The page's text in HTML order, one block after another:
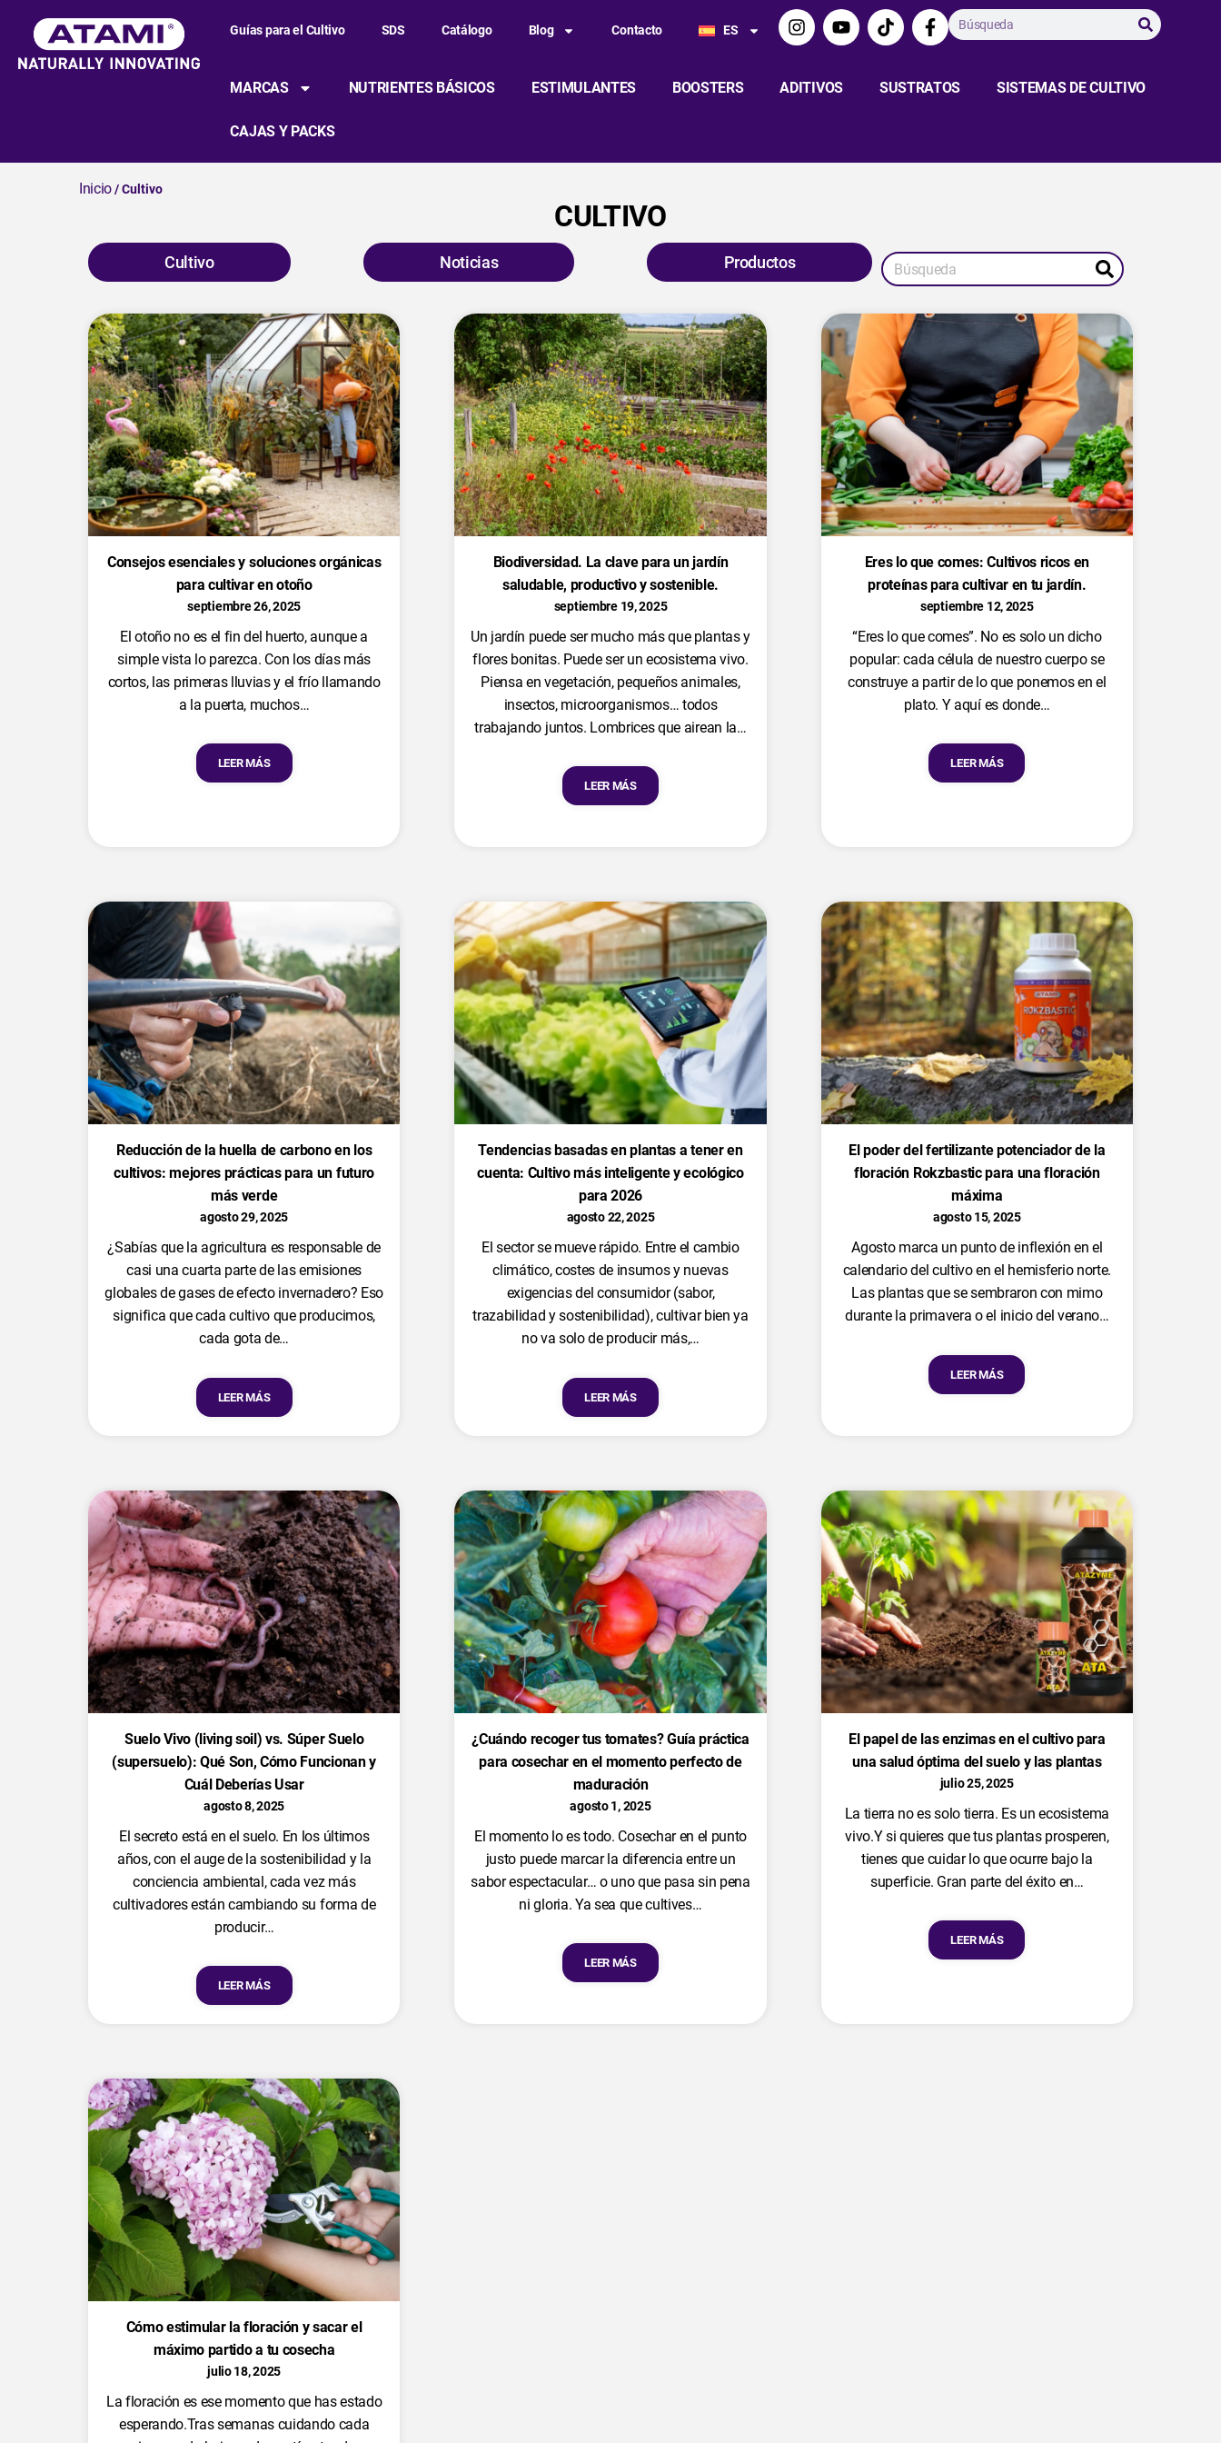
Guías para el Cultivo SDS Catálogo Blog Contacto ES
MARCAS NUTRIENTES BÁSICOS ESTIMULANTES BOOSTERS ADITIVOS SUSTRATOS SISTEMAS DE CULTIVO
CAJAS Y PACKS
Inicio/ Cultivo
CULTIVO
Cultivo Noticias Productos
Consejos esenciales y soluciones orgánicas
para cultivar en otoño
septiembre 26, 2025
El otoño no es el fin del huerto, aunque a
simple vista lo parezca. Con los días más
cortos, las primeras lluvias y el frío llamando
a la puerta, muchos…
LEER MÁS
Biodiversidad. La clave para un jardín
saludable, productivo y sostenible.
septiembre 19, 2025
Un jardín puede ser mucho más que plantas y
flores bonitas. Puede ser un ecosistema vivo.
Piensa en vegetación, pequeños animales,
insectos, microorganismos… todos
trabajando juntos. Lombrices que airean la…
LEER MÁS
Eres lo que comes: Cultivos ricos en
proteínas para cultivar en tu jardín.
septiembre 12, 2025
“Eres lo que comes”. No es solo un dicho
popular: cada célula de nuestro cuerpo se
construye a partir de lo que ponemos en el
plato. Y aquí es donde…
LEER MÁS
Reducción de la huella de carbono en los
cultivos: mejores prácticas para un futuro
más verde
agosto 29, 2025
¿Sabías que la agricultura es responsable de
casi una cuarta parte de las emisiones
globales de gases de efecto invernadero? Eso
significa que cada cultivo que producimos,
cada gota de…
LEER MÁS
Tendencias basadas en plantas a tener en
cuenta: Cultivo más inteligente y ecológico
para 2026
agosto 22, 2025
El sector se mueve rápido. Entre el cambio
climático, costes de insumos y nuevas
exigencias del consumidor (sabor,
trazabilidad y sostenibilidad), cultivar bien ya
no va solo de producir más,…
LEER MÁS
El poder del fertilizante potenciador de la
floración Rokzbastic para una floración
máxima
agosto 15, 2025
Agosto marca un punto de inflexión en el
calendario del cultivo en el hemisferio norte.
Las plantas que se sembraron con mimo
durante la primavera o el inicio del verano…
LEER MÁS
Suelo Vivo (living soil) vs. Súper Suelo
(supersuelo): Qué Son, Cómo Funcionan y
Cuál Deberías Usar
agosto 8, 2025
El secreto está en el suelo. En los últimos
años, con el auge de la sostenibilidad y la
conciencia ambiental, cada vez más
cultivadores están cambiando su forma de
producir…
LEER MÁS
¿Cuándo recoger tus tomates? Guía práctica
para cosechar en el momento perfecto de
maduración
agosto 1, 2025
El momento lo es todo. Cosechar en el punto
justo puede marcar la diferencia entre un
sabor espectacular… o uno que pasa sin pena
ni gloria. Ya sea que cultives…
LEER MÁS
El papel de las enzimas en el cultivo para
una salud óptima del suelo y las plantas
julio 25, 2025
La tierra no es solo tierra. Es un ecosistema
vivo.Y si quieres que tus plantas prosperen,
tienes que cuidar lo que ocurre bajo la
superficie. Gran parte del éxito en…
LEER MÁS
Cómo estimular la floración y sacar el
máximo partido a tu cosecha
julio 18, 2025
La floración es ese momento que has estado
esperando.Tras semanas cuidando cada